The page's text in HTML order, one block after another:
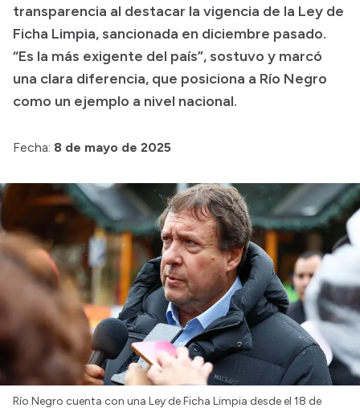
Compras y licitaciones
Consulta de expedientes
Consulta de pago a proveedores
Convocatorias
Intranet
transparencia al destacar la vigencia de la Ley de
Ficha Limpia, sancionada en diciembre pasado.
“Es la más exigente del país”, sostuvo y marcó
una clara diferencia, que posiciona a Río Negro
como un ejemplo a nivel nacional.
Fecha: 8 de mayo de 2025
Río Negro cuenta con una Ley de Ficha Limpia desde el 18 de